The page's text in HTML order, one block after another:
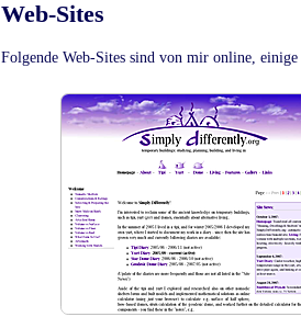
Web-Sites
Folgende Web-Sites sind von mir online,